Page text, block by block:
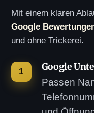
Mit einem klaren
Google
und ohne Trickerei.
Google
Passen